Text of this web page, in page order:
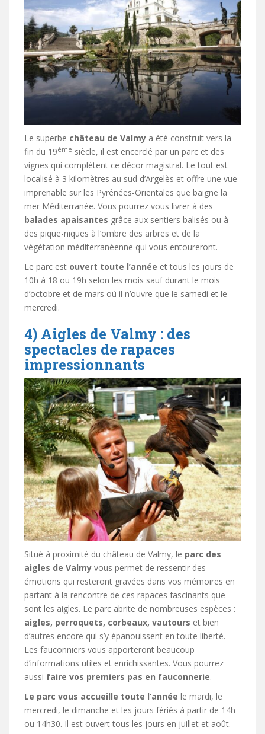
Le superbe château de Valmy a été construit vers la
fin du 19ème siècle, il est encerclé par un parc et des
vignes qui complètent ce décor magistral. Le tout est
localisé à 3 kilomètres au sud d’Argelès et offre une vue
imprenable sur les Pyrénées-Orientales que baigne la
mer Méditerranée. Vous pourrez vous livrer à des
balades apaisantes grâce aux sentiers balisés ou à
des pique-niques à l’ombre des arbres et de la
végétation méditerranéenne qui vous entoureront.
Le parc est ouvert toute l’année et tous les jours de
10h à 18 ou 19h selon les mois sauf durant le mois
d’octobre et de mars où il n’ouvre que le samedi et le
mercredi.
4) Aigles de Valmy : des
spectacles de rapaces
impressionnants
Situé à proximité du château de Valmy, le parc des
aigles de Valmy vous permet de ressentir des
émotions qui resteront gravées dans vos mémoires en
partant à la rencontre de ces rapaces fascinants que
sont les aigles. Le parc abrite de nombreuses espèces :
aigles, perroquets, corbeaux, vautours et bien
d’autres encore qui s’y épanouissent en toute liberté.
Les fauconniers vous apporteront beaucoup
d’informations utiles et enrichissantes. Vous pourrez
aussi faire vos premiers pas en fauconnerie.
Le parc vous accueille toute l’année le mardi, le
mercredi, le dimanche et les jours fériés à partir de 14h
ou 14h30. Il est ouvert tous les jours en juillet et août.